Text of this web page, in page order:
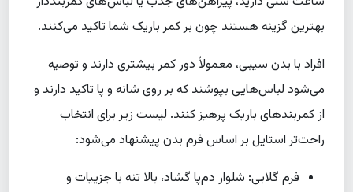
بهترین گزینه هستند چون بر کمر باریک شما تاکید می‌کنند.
افراد با بدن سیبی، معمولاً دور کمر بیشتری دارند و توصیه
می‌شود لباس‌هایی بپوشند که بر روی شانه و پا تاکید دارند و
از کمربندهای باریک پرهیز کنند. لیست زیر برای انتخاب
راحت‌تر استایل بر اساس فرم بدن پیشنهاد می‌شود:
فرم گلابی: شلوار دم‌پا گشاد، بالا تنه با جزییات و